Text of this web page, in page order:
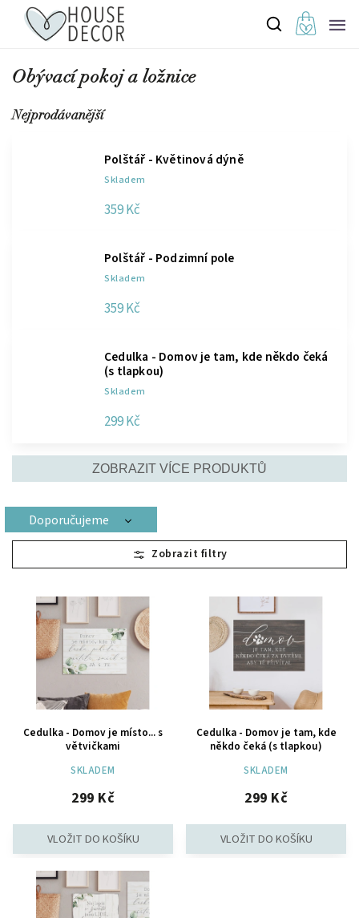
Obývací pokoj a ložnice
Nejprodávanější
Polštář - Květinová dýně
Skladem
359 Kč
Polštář - Podzimní pole
Skladem
359 Kč
Cedulka - Domov je tam, kde někdo čeká
(s tlapkou)
Skladem
299 Kč
ZOBRAZIT VÍCE PRODUKTŮ
Doporučujeme
Nejlevnější
Nejdražší
Nejprodávanější
Abecedně
Cedulka - Domov je místo... s
větvičkami
SKLADEM
299 Kč
Cedulka - Domov je tam, kde
někdo čeká (s tlapkou)
SKLADEM
299 Kč